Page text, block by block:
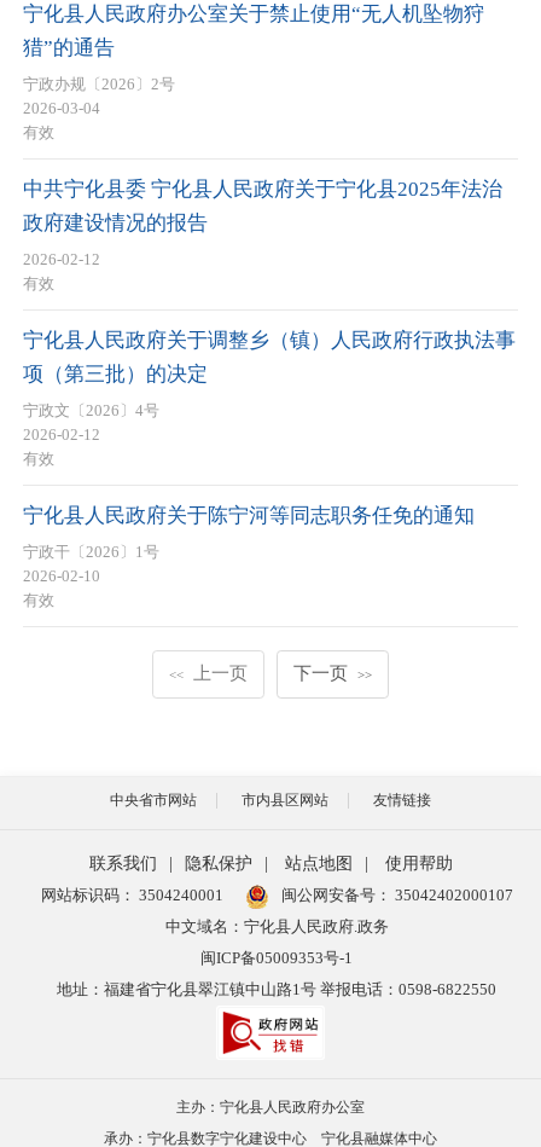
宁化县人民政府办公室关于禁止使用“无人机坠物狩
猎”的通告
宁政办规〔2026〕2号
2026-03-04
有效
中共宁化县委 宁化县人民政府关于宁化县2025年法治
政府建设情况的报告
2026-02-12
有效
宁化县人民政府关于调整乡（镇）人民政府行政执法事
项（第三批）的决定
宁政文〔2026〕4号
2026-02-12
有效
宁化县人民政府关于陈宁河等同志职务任免的通知
宁政干〔2026〕1号
2026-02-10
有效
<< 上一页 下一页 >>
中央省市网站 市内县区网站 友情链接
联系我们 隐私保护 站点地图
使用帮助
网站标识码： 3504240001
闽公网安备号： 35042402000107
中文域名：宁化县人民政府.政务
闽ICP备05009353号-1
地址：福建省宁化县翠江镇中山路1号 举报电话：0598-6822550
主办：宁化县人民政府办公室
承办：宁化县数字宁化建设中心 宁化县融媒体中心